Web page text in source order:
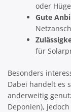
oder
Gute
für
Besonders
Dabei handelt es
anderweitig
Deponien),